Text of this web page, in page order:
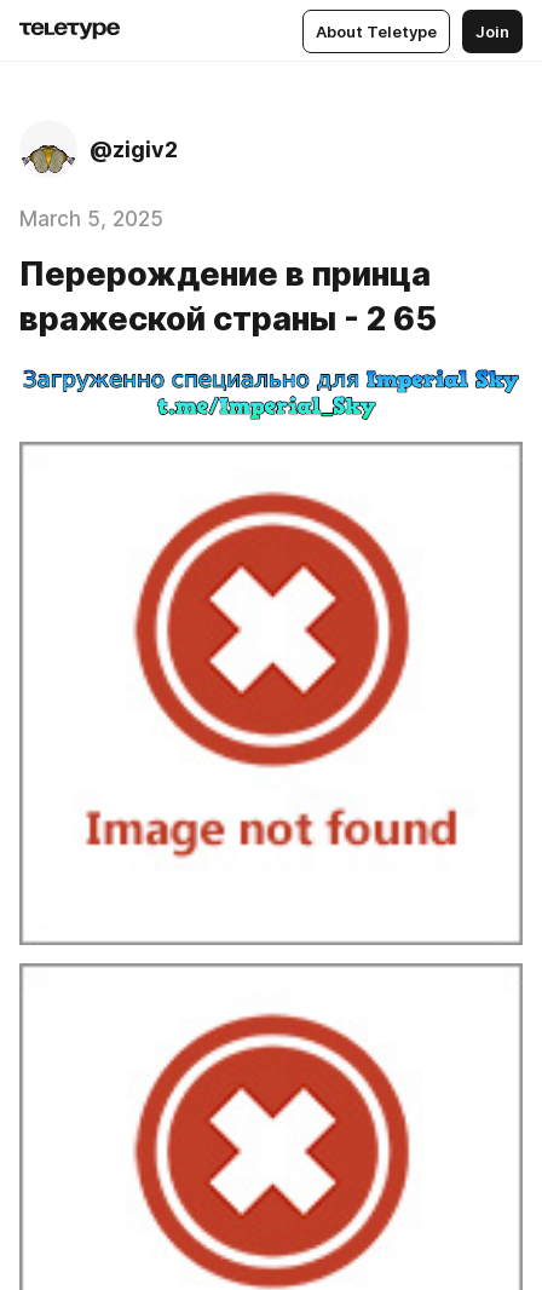
About Teletype Join
@zigiv2
March 5, 2025
Перерождение в принца
вражеской страны - 2 65